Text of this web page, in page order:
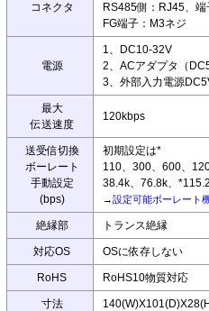
コネクタ
RS485側：RJ45、
FG端子：M3ネジ
電源
1、DC10-32V
2、ACアダプタ（
3、外部入力電源
最大
伝送速度
120kbps
送受信切換
ボーレート
手動設定
(bps)
初期設定は*
110、300、600、
38.4k、76.8k、
→設定可能ボーレート
絶縁部 トランス絶縁
対応OS OSに依存しない
RoHS RoHS10物質対応
寸法